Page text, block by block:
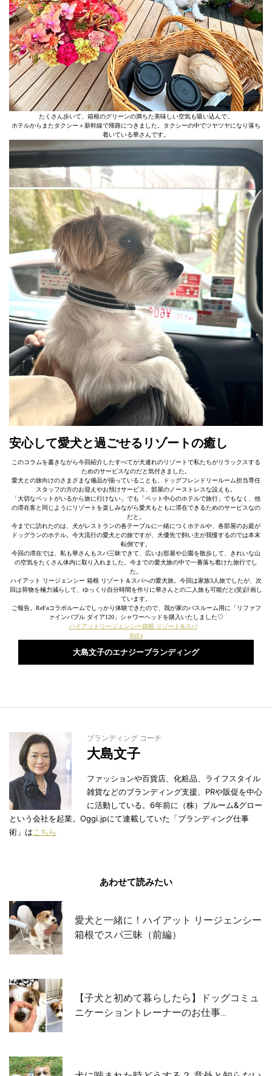
たくさん歩いて、箱根のグリーンの満ちた美味しい空気も吸い込んで。
ホテルからまたタクシー＋新幹線で帰路につきました。タクシーの中でツヤツヤになり落ち
着いている華さんです。
安心して愛犬と過ごせるリゾートの癒し
このコラムを書きながら今回紹介したすべてが犬連れのリゾートで私たちがリラックスする
ためのサービスなのだと気付きました。
愛犬との旅向けのさまざまな備品が揃っていることも、ドッグフレンドリールーム担当専任
スタッフの方のお迎えやお預けサービス、部屋のノーストレスな設えも。
「大切なペットがいるから旅に行けない」でも「ペット中心のホテルで旅行」でもなく、他
の滞在客と同じようにリゾートを楽しみながら愛犬もともに滞在できるためのサービスなの
だと。
今までに訪れたのは、犬がレストランの各テーブルに一緒につくホテルや、各部屋のお庭が
ドッグランのホテル。今大流行の愛犬との旅ですが、犬優先で飼い主が我慢するのでは本末
転倒です。
今回の滞在では、私も華さんもスパ三昧できて、広いお部屋や公園を散歩して、きれいな山
の空気をたくさん体内に取り入れました。今までの愛犬旅の中で一番落ち着けた旅行でし
た。
ハイアット リージェンシー 箱根 リゾート＆スパへの愛犬旅。今回は家族3人旅でしたが、次
回は荷物を極力減らして、ゆっくり自分時間を作りに華さんとの二人旅も可能だと(笑)計画し
ています。
ご報告。ReFaコラボルームでしっかり体験できたので、我が家のバスルーム用に「リファフ
ァインバブル ダイア120」シャワーヘッドを購入いたしました♡
ハイアットリージェンシー箱根 リゾート&スパ
ReFa
大島文子のエナジーブランディング
ブランディング コーチ
大島文子
ファッションや百貨店、化粧品、ライフスタイル
雑貨などのブランディング支援、PRや販促を中心
に活動している。6年前に（株）ブルーム&グロー
という会社を起業。Oggi.jpにて連載していた「ブランディング仕事
術」は こちら
あわせて読みたい
愛犬と一緒に！ハイアット リージェンシー
箱根でスパ三昧（前編）
【子犬と初めて暮らしたら】ドッグコミュ
ニケーショントレーナーのお仕事…